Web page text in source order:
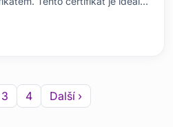
efektivitu. Mezi
3 4 Další ›